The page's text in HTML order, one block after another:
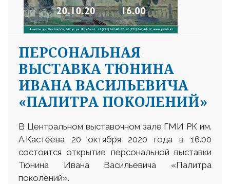
ПЕРСОНАЛЬНАЯ
ВЫСТАВКА ТЮНИНА
ИВАНА ВАСИЛЬЕВИЧА
«ПАЛИТРА ПОКОЛЕНИЙ»
В Центральном выставочном зале ГМИ РК им.
А.Кастеева 20 октября 2020 года в 16.00
состоится открытие персональной выставки
Тюнина Ивана Васильевича «Палитра
поколений».